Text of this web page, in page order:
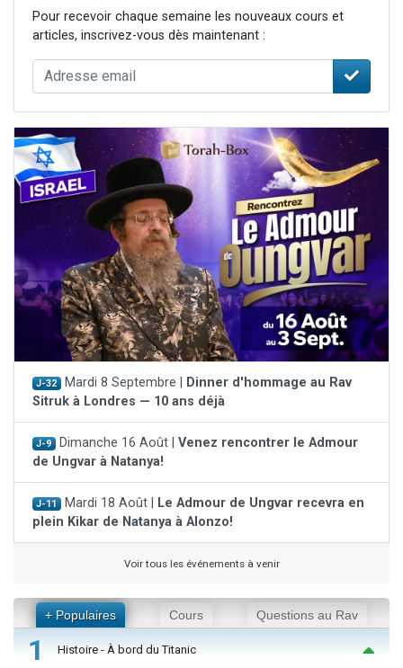
Pour recevoir chaque semaine les nouveaux cours et
articles, inscrivez-vous dès maintenant :
J-32 Mardi 8 Septembre |
Dinner d'hommage au Rav
Sitruk à Londres — 10 ans déjà
J-9 Dimanche 16 Août | Venez rencontrer le Admour
de Ungvar à Natanya!
J-11 Mardi 18 Août |
Le Admour de Ungvar recevra en
plein Kikar de Natanya à Alonzo!
Voir tous les événements à venir
+ Populaires Cours Questions au Rav
1 Histoire - À bord du Titanic